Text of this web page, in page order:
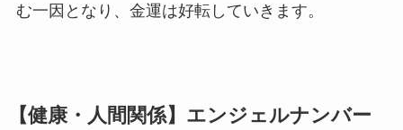
む一因となり、金運は好転していきます。
【健康・人間関係】エンジェルナンバー